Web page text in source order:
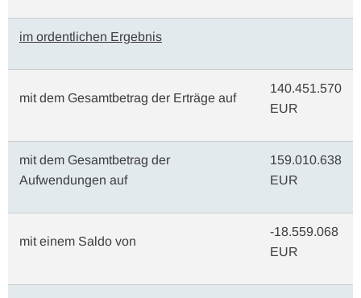
im ordentlichen Ergebnis
mit dem Gesamtbetrag der Erträge auf
140.451.570
EUR
mit dem Gesamtbetrag der
Aufwendungen auf
159.010.638
EUR
mit einem Saldo von
-18.559.068
EUR